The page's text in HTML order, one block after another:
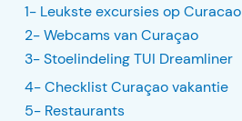
1- Leukste excursies op Curacao
2- Webcams van Curaçao
3- Stoelindeling TUI Dreamliner
4- Checklist Curaçao vakantie
5- Restaurants